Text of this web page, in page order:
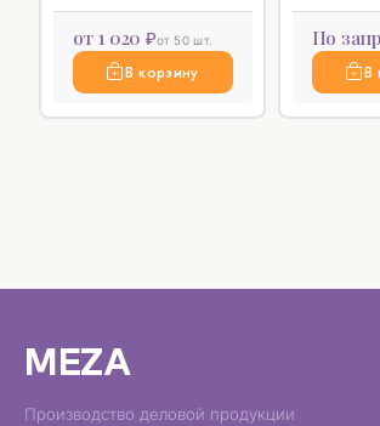
от 1 020 ₽от 50 шт.
В корзину
По
В
MEZA
Производство деловой продукции